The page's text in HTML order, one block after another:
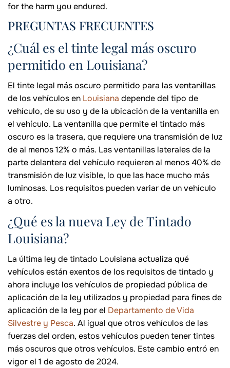
for the harm you endured.
PREGUNTAS FRECUENTES
¿Cuál es el tinte legal más oscuro
permitido en Louisiana?
El tinte legal más oscuro permitido para las ventanillas
de los vehículos en Louisiana depende del tipo de
vehículo, de su uso y de la ubicación de la ventanilla en
el vehículo. La ventanilla que permite el tintado más
oscuro es la trasera, que requiere una transmisión de luz
de al menos 12% o más. Las ventanillas laterales de la
parte delantera del vehículo requieren al menos 40% de
transmisión de luz visible, lo que las hace mucho más
luminosas. Los requisitos pueden variar de un vehículo
a otro.
¿Qué es la nueva Ley de Tintado
Louisiana?
La última ley de tintado Louisiana actualiza qué
vehículos están exentos de los requisitos de tintado y
ahora incluye los vehículos de propiedad pública de
aplicación de la ley utilizados y propiedad para fines de
aplicación de la ley por el Departamento de Vida
Silvestre y Pesca. Al igual que otros vehículos de las
fuerzas del orden, estos vehículos pueden tener tintes
más oscuros que otros vehículos. Este cambio entró en
vigor el 1 de agosto de 2024.